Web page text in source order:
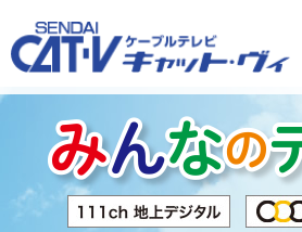
お申し込み
仙台CATV キャット・ヴィってなに